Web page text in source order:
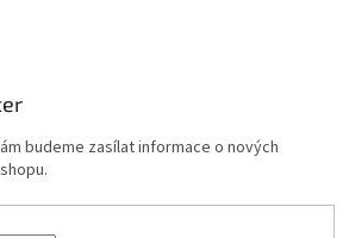
budeme zasílat informace o nových